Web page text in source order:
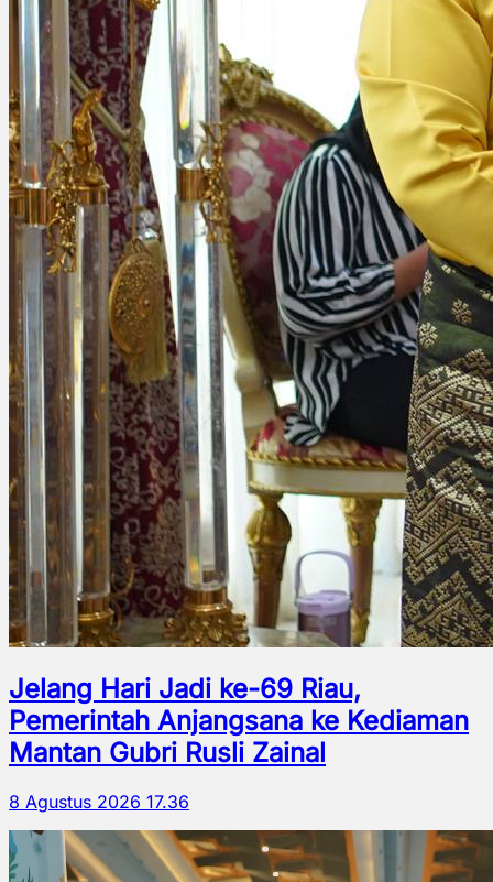
Jelang Hari Jadi ke-69 Riau,
Pemerintah Anjangsana ke Kediaman
Mantan Gubri Rusli Zainal
8 Agustus 2026 17.36